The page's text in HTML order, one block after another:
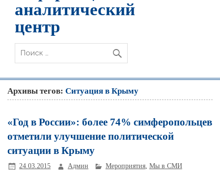
аналитический
центр
Архивы тегов:Ситуация в Крыму
«Год в России»: более 74% симферопольцев
отметили улучшение политической
ситуации в Крыму
24.03.2015 Админ Мероприятия, Мы в СМИ